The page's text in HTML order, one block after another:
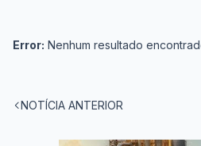
Error: Nenhum resultado
NOTÍCIA ANTERIOR